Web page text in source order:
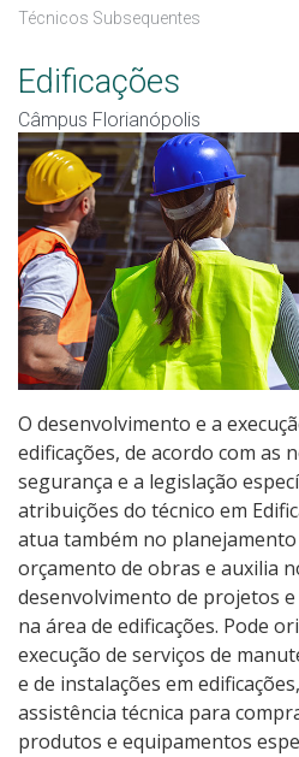
Qualificação Profissional
Pós-graduação
Educação a Distância
Educação de Jovens e Adultos
Transferências e retornos
PartiuIF
Parcerias
Processo de Inscrição
Resultados
Como posso estudar no IFSC?
Técnicos Subsequentes
Edificações
Câmpus Florianópolis
O desenvolvimento e a
edificações, de acordo com as
segurança e a legislação
atribuições do técnico em
atua também no
orçamento de obras e auxilia
desenvolvimento de projetos
na área de edificações. Pode
execução de serviços de
e de instalações em
assistência técnica para
produtos e equipamentos